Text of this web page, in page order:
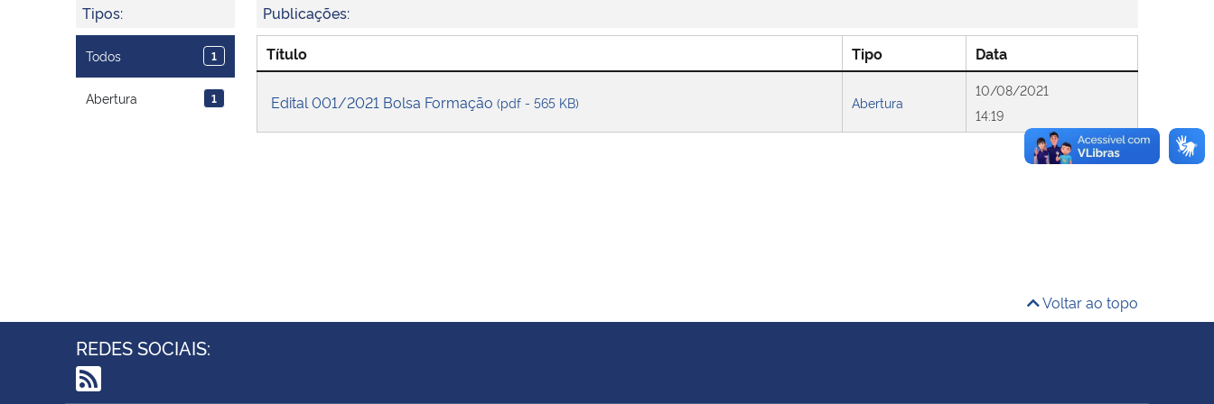
Tipos:
Todos 1
Abertura 1
Publicações:
Título Tipo Data
Edital 001/2021 Bolsa Formação (pdf - 565 KB) Abertura
10/08/2021
14:19
Voltar ao topo
REDES SOCIAIS: